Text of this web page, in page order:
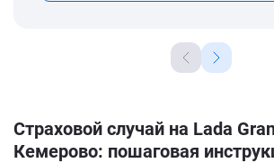
Страховой случай на Lada
Кемерово: пошаговая